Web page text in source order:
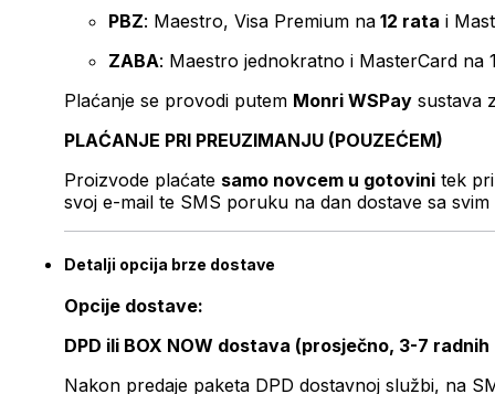
PBZ: Maestro, Visa Premium na 12 rata i
ZABA: Maestro jednokratno i MasterCard na
Plaćanje se provodi putem Monri WSPay sustava
PLAĆANJE PRI PREUZIMANJU (POUZEĆEM)
Proizvode plaćate samo novcem u gotovini tek
svoj e-mail te SMS poruku na dan dostave sa svim
Detalji opcija brze dostave
Opcije dostave:
DPD ili BOX NOW dostava (prosječno, 3-7 radnih
Nakon predaje paketa DPD dostavnoj službi, na